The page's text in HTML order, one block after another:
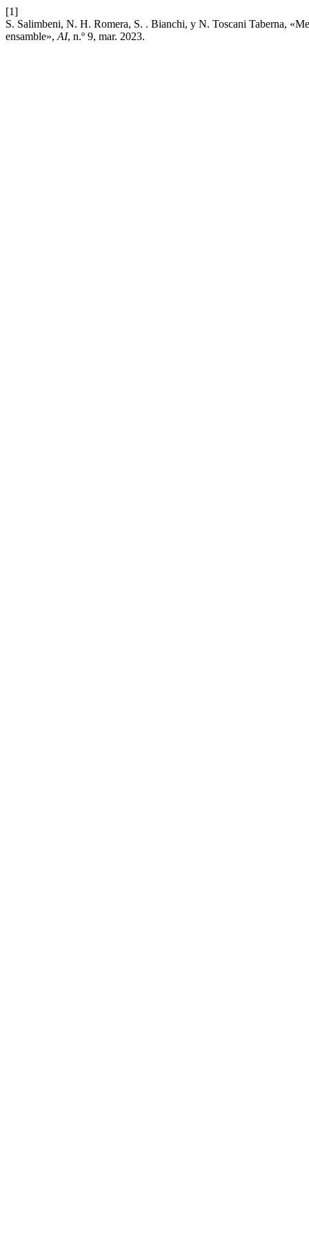
[1]
S. Salimbeni, N. H. Romera, S. . Bianchi, y N. Toscani Taberna,
ensamble», AI, n.º 9, mar. 2023.